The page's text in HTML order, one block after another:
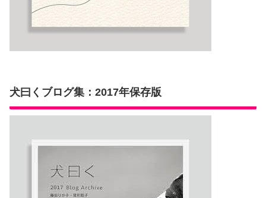
犬曰くブログ集：2017年保存版